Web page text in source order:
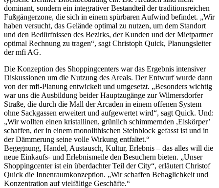
dominant, sondern ein integrativer Bestandteil der traditionsreichen
Fußgängerzone, die sich in einem spürbaren Aufwind befindet. „Wir
haben versucht, das Gelände optimal zu nutzen, um dem Standort
und den Bedürfnissen des Bezirks, der Kunden und der Mietpartner
optimal Rechnung zu tragen“, sagt Christoph Quick, Planungsleiter
der mfi AG.
Die Konzeption des Shoppingcenters war das Ergebnis intensiver
Diskussionen um die Nutzung des Areals. Der Entwurf wurde dann
von der mfi-Planung entwickelt und umgesetzt. „Besonders wichtig
war uns die Ausbildung beider Hauptzugänge zur Wilmersdorfer
Straße, die durch die Mall der Arcaden in einem offenen System
ohne Sackgassen erweitert und aufgewertet wird“, sagt Quick. Und:
„Wir wollten einen kristallinen, grünlich schimmernden ,Eiskörper’
schaffen, der in einem monolithischen Steinblock gefasst ist und in
der Dämmerung seine volle Wirkung entfaltet.“
Begegnung, Handel, Austausch, Kultur, Erlebnis – das alles will die
neue Einkaufs- und Erlebnismeile den Besuchern bieten. „Unser
Shoppingcenter ist ein überdachter Teil der City“, erläutert Christof
Quick die Innenraumkonzeption. „Wir schaffen Behaglichkeit und
Konzentration auf vielfältige Geschäfte.“